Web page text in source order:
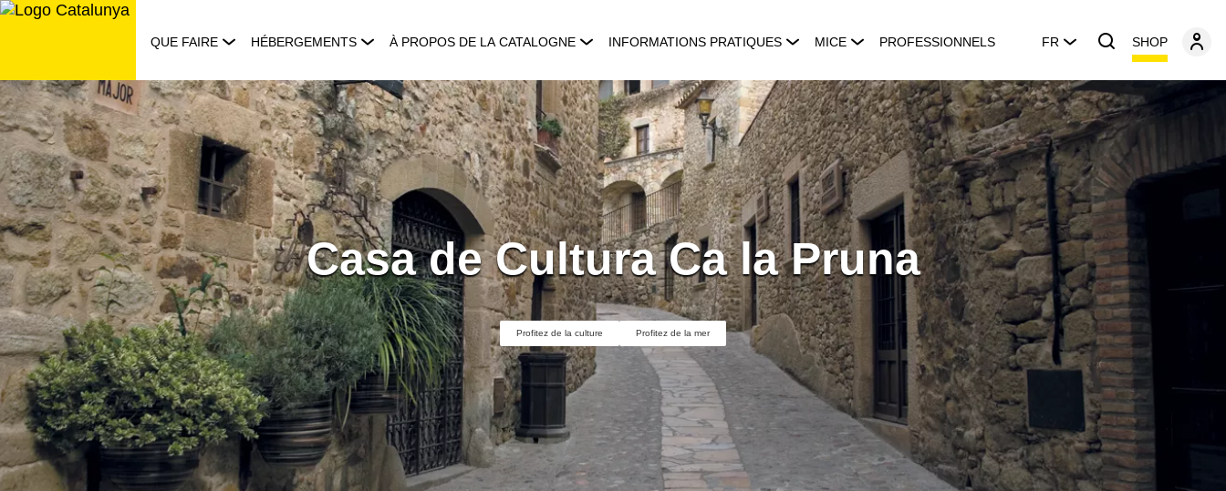
Aller
QUE FAIRE HÉBERGEMENTS À PROPOS DE LA CATALOGNE INFORMATIONS PRATIQUES MICE PROFESSIONNELS FR SHOP
Casa de Cultura Ca la Pruna
Profitez de la culture Profitez de la mer